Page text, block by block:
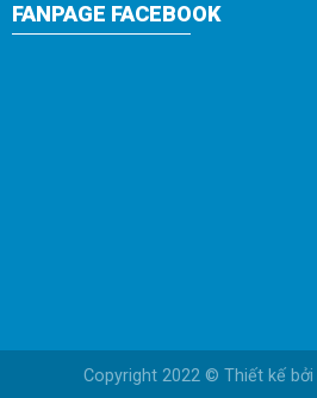
FANPAGE FACEBOOK
Copyright 2022 © Thiết kế bởi